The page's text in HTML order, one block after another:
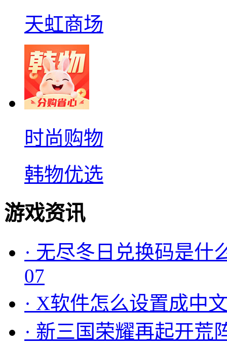
天虹商场
时尚购物
韩物优选
游戏资讯
· 无尽冬日兑换码是什
07
· X软件怎么设置成中
· 新三国荣耀再起开荒